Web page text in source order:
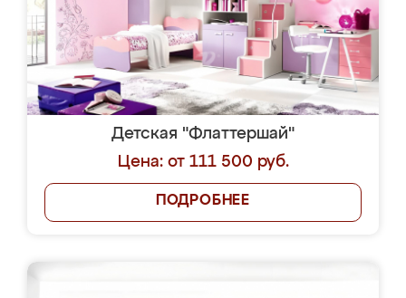
Детская "Флаттершай"
Цена: от 111 500 руб.
ПОДРОБНЕЕ